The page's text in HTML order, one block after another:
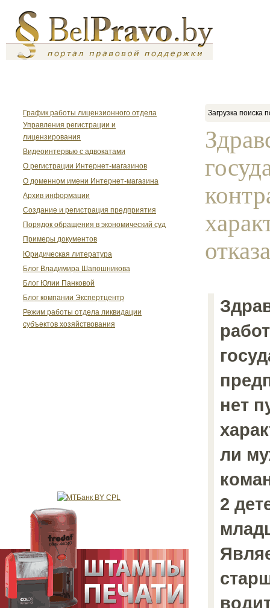
График работы лицензионного отдела
Управления регистрации и
лицензирования
Видеоинтервью с адвокатами
О регистрации Интернет-магазинов
О доменном имени Интернет-магазина
Архив информации
Создание и регистрация предприятия
Порядок обращения в экономический суд
Примеры документов
Юридическая литература
Блог Владимира Шапошникова
Блог Юлии Панковой
Блог компании Экспертцентр
Режим работы отдела ликвидации
субъектов хозяйствования
Загрузка поиска
нет
ли
2